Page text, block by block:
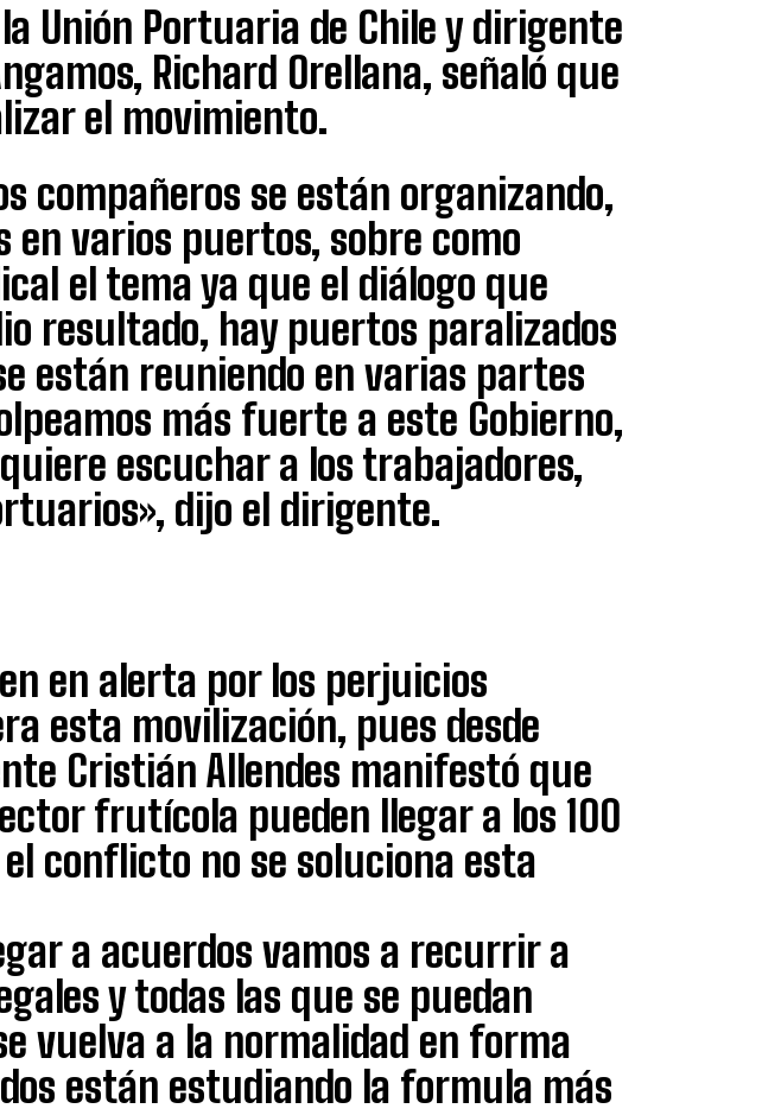
Unión Portuaria de Chile y dirigente
Richard Orellana, señaló que
el movimiento.
compañeros se están organizando,
en varios puertos, sobre como
el tema ya que el diálogo que
resultado, hay puertos paralizados
están reuniendo en varias partes
más fuerte a este Gobierno,
escuchar a los trabajadores,
dijo el dirigente.
en alerta por los perjuicios
esta movilización, pues desde
Cristián Allendes manifestó que
frutícola pueden llegar a los 100
conflicto no se soluciona esta
a acuerdos vamos a recurrir a
y todas las que se puedan
vuelva a la normalidad en forma
están estudiando la formula más